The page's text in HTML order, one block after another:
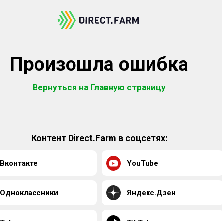
Произошла ошибка
Вернуться на Главную страницу
Контент Direct.Farm в соцсетях:
Вконтакте YouTube
Одноклассники Яндекс.Дзен